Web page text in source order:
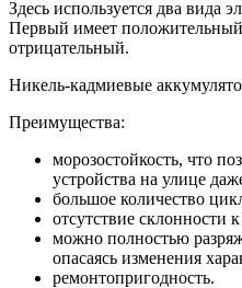
Здесь используется два вида
Первый имеет положительный
отрицательный.
Никель-кадмиевые
Преимущества:
морозостойкость, что
устройства на улице
большое количество
отсутствие склонности
можно полностью
опасаясь изменения
ремонтопригодность.